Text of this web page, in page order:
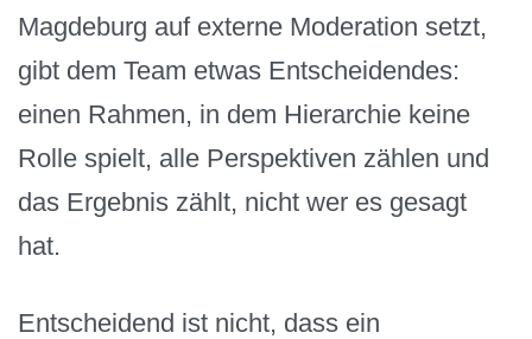
Magdeburg auf externe Moderation setzt,
gibt dem Team etwas Entscheidendes:
einen Rahmen, in dem Hierarchie keine
Rolle spielt, alle Perspektiven zählen und
das Ergebnis zählt, nicht wer es gesagt
hat.
Entscheidend ist nicht, dass ein